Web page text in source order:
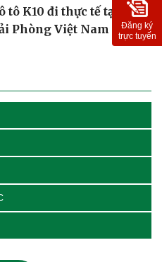
K10 đi thực tế tại
Phòng Việt Nam
Đăng ký
trực tuyến